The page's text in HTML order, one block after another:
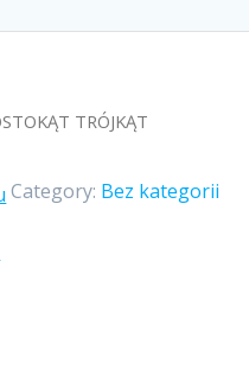
TRÓJKĄT
Category: Bez kategorii